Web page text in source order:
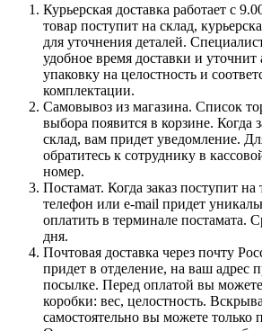
Курьерская доставка работает с
товар поступит на склад,
для уточнения деталей.
удобное время доставки и
упаковку на целостность и
комплектации.
Самовывоз из магазина. Список
выбора появится в корзине. Когда
склад, вам придет уведомление.
обратитесь к сотруднику в
номер.
Постамат. Когда заказ поступит на
телефон или e-mail придет
оплатить в терминале постамата.
дня.
Почтовая доставка через почту
придет в отделение, на ваш адрес
посылке. Перед оплатой вы
коробки: вес, целостность.
самостоятельно вы можете только